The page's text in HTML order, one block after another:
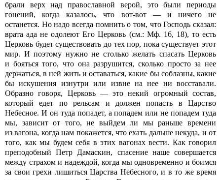
брали верх над православной верой, это были периоды
гонений, когда казалось, что вот-вот — и ничего не
останется. Но надо всегда помнить о том, что Господь сказал:
врата ада не одолеют Его Церковь (см.: Мф. 16, 18), то есть
Церковь будет существовать до тех пор, пока существует этот
мир. И поэтому нужно не столько желать спасать Церковь
и бояться того, что она разрушится, сколько просто за нее
держаться, в ней жить и оставаться, какие бы соблазны, какие
бы искушения изнутри или извне на нее ни восставали.
Образно говоря, Церковь — это некий огромный состав,
который едет по рельсам и должен попасть в Царство
Небесное. И он туда попадет, а попадем или не попадем туда
мы, зависит от того, не выйдем ли мы раньше времени
из вагона, когда нам покажется, что ехать дальше некуда, и от
того, как мы будем себя в этих вагонах вести. Как говорил
преподобный Петр Дамаскин, спасение наше совершается
между страхом и надеждой, когда мы одновременно и боимся
за свои грехи лишиться Царства Небесного, и в то же время